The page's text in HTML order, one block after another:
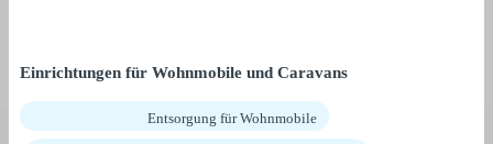
Einrichtungen für Wohnmobile und Caravans
Entsorgung für Wohnmobile